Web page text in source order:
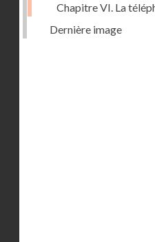
Chapitre VI. La
Dernière image